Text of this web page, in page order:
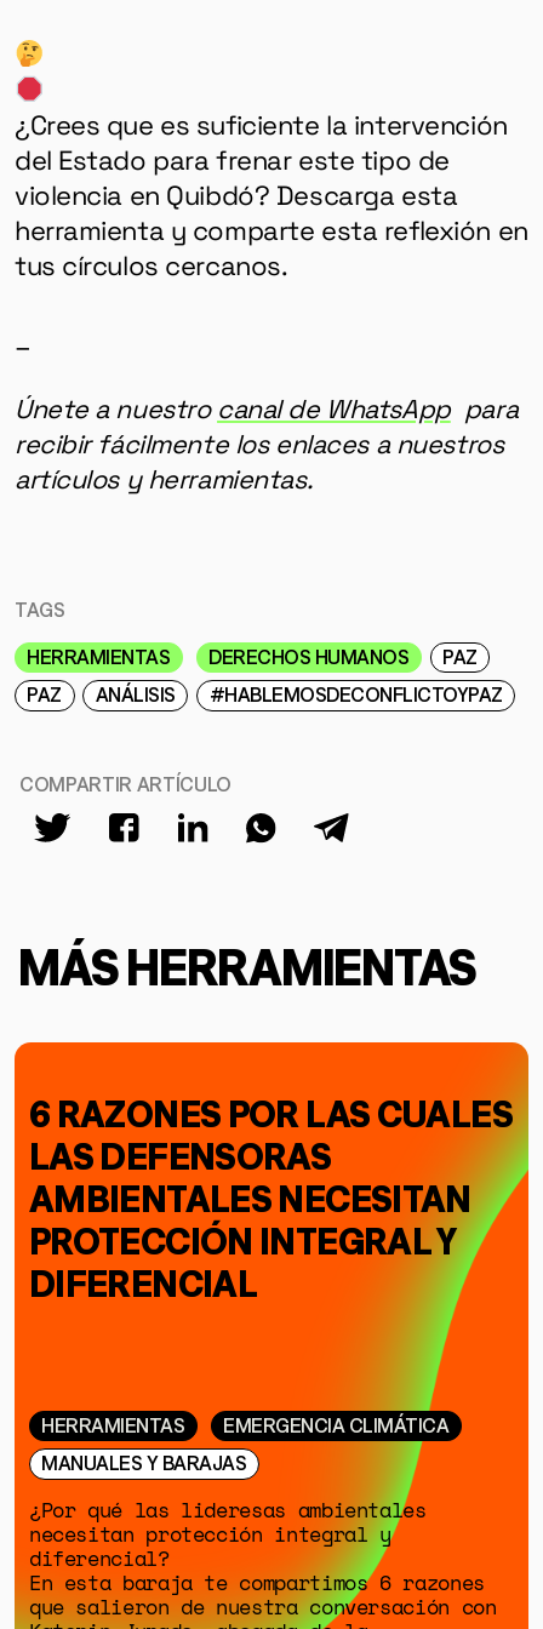
¿Crees que es suficiente la intervención
del Estado para frenar este tipo de
violencia en Quibdó? Descarga esta
herramienta y comparte esta reflexión en
tus círculos cercanos.
Únete a nuestro canal de WhatsApppara
recibir fácilmente los enlaces a nuestros
artículos y herramientas.
TAGS
HERRAMIENTAS
DERECHOS HUMANOS
PAZ
PAZ
ANÁLISIS #HABLEMOSDECONFLICTOYPAZ
COMPARTIR ARTÍCULO
MÁS HERRAMIENTAS
6 RAZONES POR LAS CUALES
LAS DEFENSORAS
AMBIENTALES NECESITAN
PROTECCIÓN INTEGRAL Y
DIFERENCIAL
HERRAMIENTAS
EMERGENCIA CLIMÁTICA
MANUALES Y BARAJAS
¿Por qué las lideresas ambientales
necesitan protección integral y
diferencial?
En esta baraja te compartimos 6 razones
que salieron de nuestra conversación con